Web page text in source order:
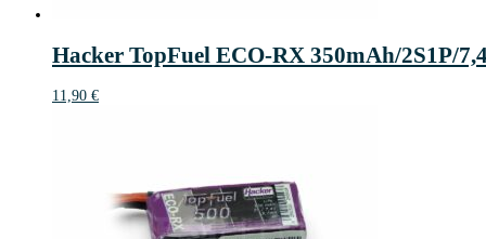
Hacker TopFuel ECO-RX 350mAh/2S1P/
11,90 €